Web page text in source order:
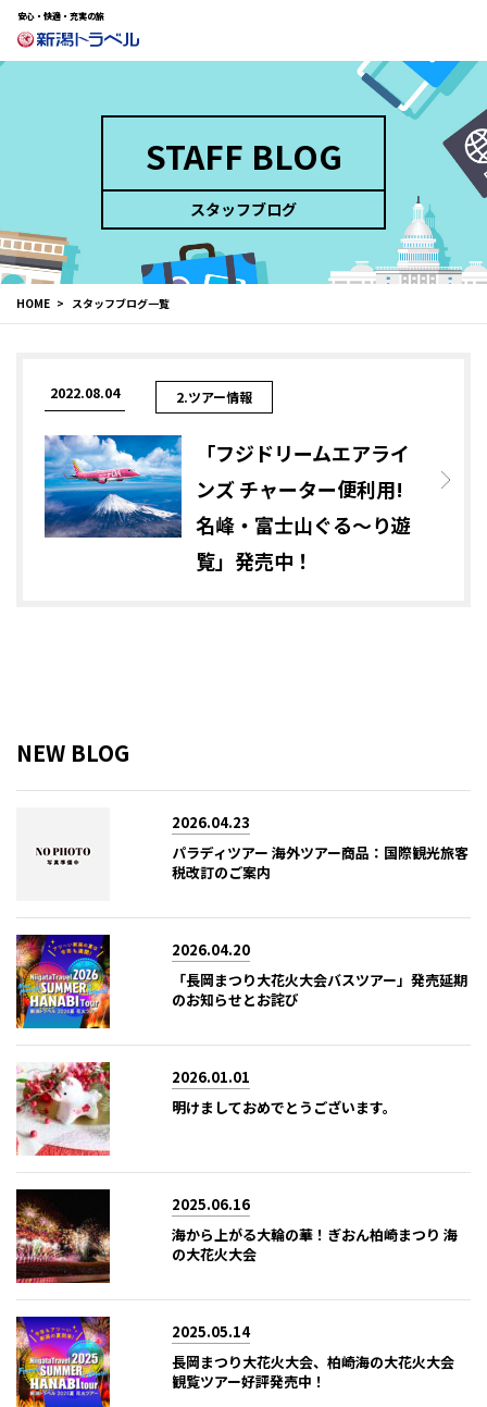
安心・快適・充実の旅
STAFF BLOG
スタッフブログ
HOME スタッフブログ一覧
2022.08.04 2.ツアー情報
「フジドリームエアライ
ンズ チャーター便利用!
名峰・富士山ぐる～り遊
覧」発売中！
NEW BLOG
2026.04.23
パラディツアー 海外ツアー商品：国際観光旅客
税改訂のご案内
2026.04.20
「長岡まつり大花火大会バスツアー」発売延期
のお知らせとお詫び
2026.01.01
明けましておめでとうございます。
2025.06.16
海から上がる大輪の華！ぎおん柏崎まつり 海
の大花火大会
2025.05.14
長岡まつり大花火大会、柏崎海の大花火大会
観覧ツアー好評発売中！